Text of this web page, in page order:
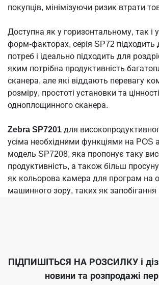
покупців, мінімізуючи ризик втрати
Доступна як у горизонтальному, так і
форм-факторах, серія SP72 підходить
потреб і ідеально підходить для
яким потрібна продуктивність
сканера, але які віддають перевагу
розміру, простоті установки та цінності
одноплощинного сканера.
Zebra SP7201 для
усіма необхідними функціями на POS
модель SP7208, яка пропонує таку
продуктивність, а також більш
як кольорова камера для програм на
машинного зору, таких як
ПІДПИШІТЬСЯ НА РОЗСИЛКУі
новини та розпродажі